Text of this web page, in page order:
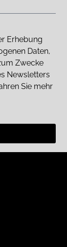
Erhebung
Daten,
Zwecke
Newsletters
Sie mehr